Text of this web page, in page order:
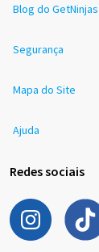
Blog do GetNinjas
Segurança
Mapa do Site
Ajuda
Redes sociais